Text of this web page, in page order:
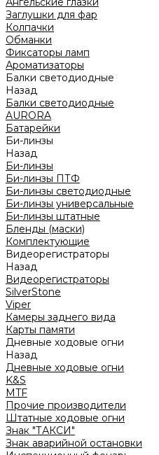
Заглушки для фар
Колпачки
Обманки
Фиксаторы ламп
Ароматизаторы
Балки светодиодные
Назад
Балки светодиодные
AURORA
Батарейки
Би-линзы
Назад
Би-линзы
Би-линзы ПТФ
Би-линзы светодиодные
Би-линзы универсальные
Би-линзы штатные
Бленды (маски)
Комплектующие
Видеорегистраторы
Назад
Видеорегистраторы
SilverStone
Viper
Камеры заднего вида
Карты памяти
Дневные ходовые огни
Назад
Дневные ходовые огни
K&S
MTF
Прочие производители
Штатные ходовые огни
Знак "ТАКСИ"
Знак аварийной остановки